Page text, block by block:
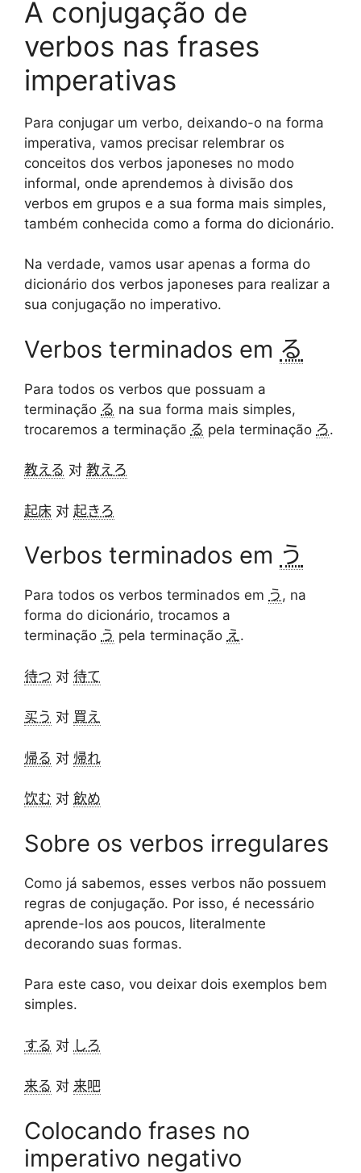
A conjugação de
verbos nas frases
imperativas
Para conjugar um verbo, deixando-o na forma
imperativa, vamos precisar relembrar os
conceitos dos verbos japoneses no modo
informal, onde aprendemos à divisão dos
verbos em grupos e a sua forma mais simples,
também conhecida como a forma do dicionário.
Na verdade, vamos usar apenas a forma do
dicionário dos verbos japoneses para realizar a
sua conjugação no imperativo.
Verbos terminados em る
Para todos os verbos que possuam a
terminação る na sua forma mais simples,
trocaremos a terminação る pela terminação ろ.
教える 对 教えろ
起床 对 起きろ
Verbos terminados em う
Para todos os verbos terminados em う , na
forma do dicionário, trocamos a
terminação う pela terminação え.
待つ 对 待て
买う 对 買え
帰る 对 帰れ
饮む 对 飲め
Sobre os verbos irregulares
Como já sabemos, esses verbos não possuem
regras de conjugação. Por isso, é necessário
aprende-los aos poucos, literalmente
decorando suas formas.
Para este caso, vou deixar dois exemplos bem
simples.
する 对 しろ
来る 对 来吧
Colocando frases no
imperativo negativo